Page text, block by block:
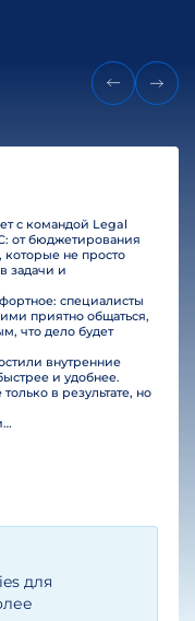
для
с командой Legal
от бюджетирования
которые не просто
задачи и
специалисты
приятно общаться,
что дело будет
внутренние
и удобнее.
в результате, но
От всей команды «Агропромшины» хотим поблагодарить специалистов Legal Bridge за отличную работу и человеческое отношение.…